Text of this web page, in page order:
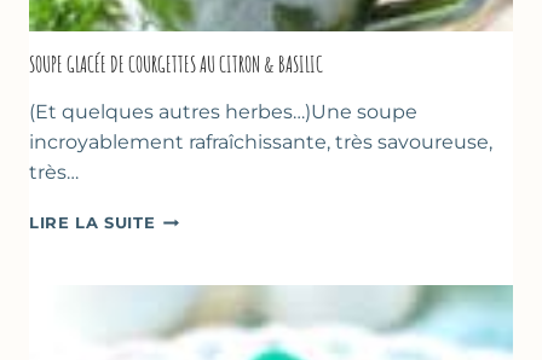
SOUPE GLACÉE DE COURGETTES AU CITRON & BASILIC
(Et quelques autres herbes…)Une soupe
incroyablement rafraîchissante, très savoureuse,
très…
LIRE LA SUITE SOUPE
COURGETTES
AU
CITRON